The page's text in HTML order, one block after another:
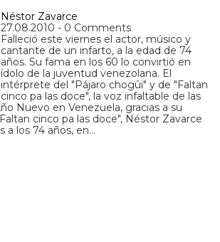
Néstor Zavarce
27.08.2010 - 0 Comments
Falleció este viernes el actor, músico y
cantante de un infarto, a la edad de 74
años. Su fama en los 60 lo convirtió en
ídolo de la juventud venezolana. El
intérprete del "Pájaro chogûi" y de "Faltan
cinco pa las doce", la voz infaltable de las
Nuevo en Venezuela, gracias a su
cinco pa las doce", Néstor Zavarce
a los 74 años, en…